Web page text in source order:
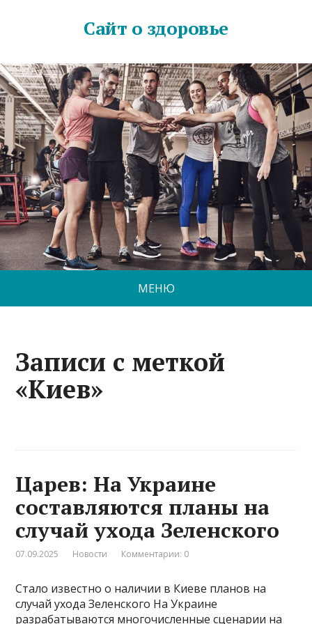
Сайт о здоровье
МЕНЮ
Записи с меткой
«Киев»
Царев: На Украине
составляются планы на
случай ухода Зеленского
07.09.2025 Новости Комментарии: 0
Стало известно о наличии в Киеве планов на
случай ухода Зеленского На Украине
разрабатываются многочисленные сценарии на